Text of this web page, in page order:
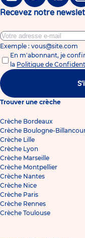
Recevez notre
Exemple : vous@site.com
En m'abonnant, je
la Politique de
Trouver une crèche
Crèche Bordeaux
Crèche Boulogne-
Crèche Lille
Crèche Lyon
Crèche Marseille
Crèche Montpellier
Crèche Nantes
Crèche Nice
Crèche Paris
Crèche Rennes
Crèche Toulouse